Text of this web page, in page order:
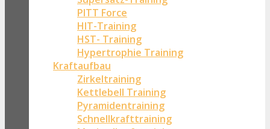
PITT Force
HIT-Training
HST- Training
Hypertrophie Training
Kraftaufbau
Zirkeltraining
Kettlebell Training
Pyramidentraining
Schnellkrafttraining